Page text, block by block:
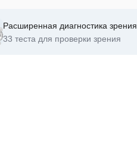
Расширенная диагностика зрения
33 теста для проверки зрения